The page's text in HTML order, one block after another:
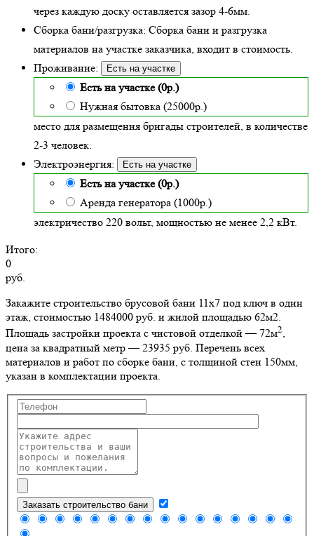
через каждую доску оставляется зазор 4-6мм.
Сборка бани/разгрузка: Сборка бани и разгрузка
материалов на участке заказчика, входит в стоимость.
Проживание:
Есть на участке
Есть на участке (0р.)
Нужная бытовка (25000р.)
место для размещения бригады строителей, в количестве
2-3 человек.
Электроэнергия:
Есть на участке
Есть на участке (0р.)
Аренда генератора (1000р.)
электричество 220 вольт, мощностью не менее 2,2 кВт.
Итого:
0
руб.
Закажите строительство брусовой бани 11х7 под ключ в один
этаж, стоимостью 1484000 руб. и жилой площадью 62м2.
Площадь застройки проекта с чистовой отделкой — 72м2,
цена за квадратный метр — 23935 руб. Перечень всех
материалов и работ по сборке бани, с толщиной стен 150мм,
указан в комплектации проекта.
Заказать строительство бани